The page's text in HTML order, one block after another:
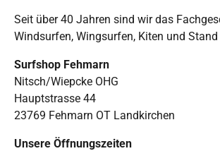
Seit über 40 Jahren sind wir das
Windsurfen, Wingsurfen, Kiten und
Surfshop Fehmarn
Nitsch/Wiepcke OHG
Hauptstrasse 44
23769 Fehmarn OT Landkirchen
Unsere Öffnungszeiten